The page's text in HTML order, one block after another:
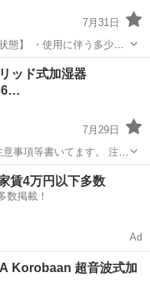
7月31日
ます ・詳細は現地でご確
了承願います ...
地
ッド式加湿器
7月29日
項等書いてます。 注意
て 返品・交換や修理等の
、ご購入から３日以内に
電 商品
賃4万円以下多数
数掲載！
Ad
Korobaan 超音波式加